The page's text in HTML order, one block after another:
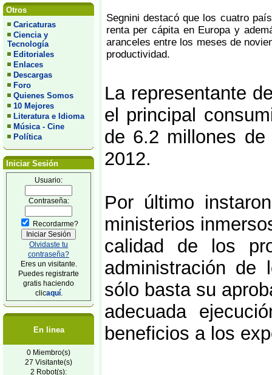
Otros
Caricaturas
Ciencia y
Tecnología
Editoriales
Enlaces
Descargas
Foro
Quienes Somos
10 Mejores
Literatura e Idioma
Música - Cine
Política
Iniciar Sesión
Usuario:
Contraseña:
Recordarme?
Olvidaste tu
contraseña?
Eres un visitante.
Puedes registrarte
gratis haciendo
clicaquí.
En linea
0 Miembro(s)
27 Visitante(s)
2 Robot(s):
Segnini destacó que los cuatro
renta per cápita en Europa y
aranceles entre los meses de
productividad.
La representante
el principal
de 6.2 millones
2012.
Por último
ministerios
calidad de los
administración de
sólo basta su
adecuada
beneficios a los